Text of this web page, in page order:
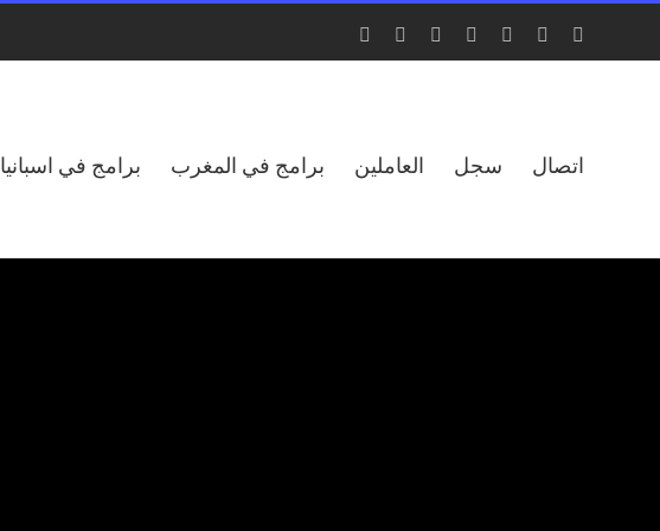
InstagramFacebook Tiktok YouTubeLinkedIn
برامج في اسبانيا برامج في المغرب العاملين سجل اتصال